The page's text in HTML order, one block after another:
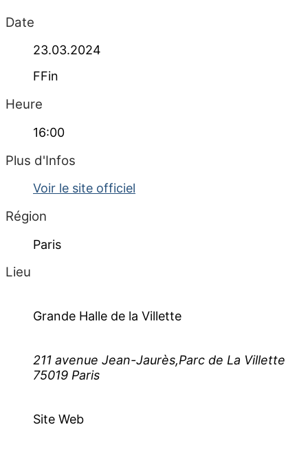
Date
23.03.2024
FFin
Heure
16:00
Plus d'Infos
Voir le site officiel
Région
Paris
Lieu
Grande Halle de la Villette
211 avenue Jean-Jaurès,Parc de La Villette
75019 Paris
Site Web